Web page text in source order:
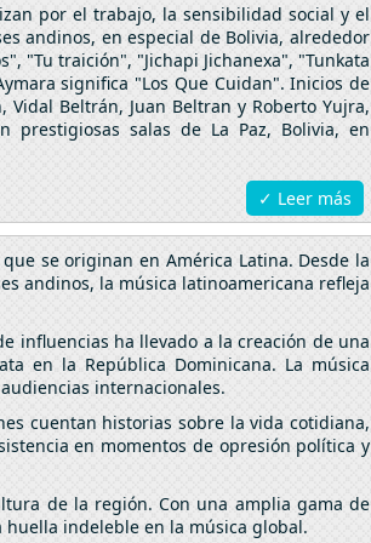
por el trabajo, la sensibilidad social y el
andinos, en especial de Bolivia, alrededor
"Tu traición", "Jichapi Jichanexa", "Tunkata
significa "Los Que Cuidan". Inicios de
Beltrán, Juan Beltran y Roberto Yujra,
prestigiosas salas de La Paz, Bolivia, en
✓ Leer más
se originan en América Latina. Desde la
andinos, la música latinoamericana refleja
influencias ha llevado a la creación de una
en la República Dominicana. La música
internacionales.
cuentan historias sobre la vida cotidiana,
en momentos de opresión política y
de la región. Con una amplia gama de
indeleble en la música global.